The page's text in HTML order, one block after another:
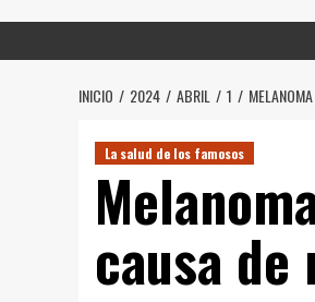
INICIO 2024 ABRIL 1
La salud de los famosos
causa